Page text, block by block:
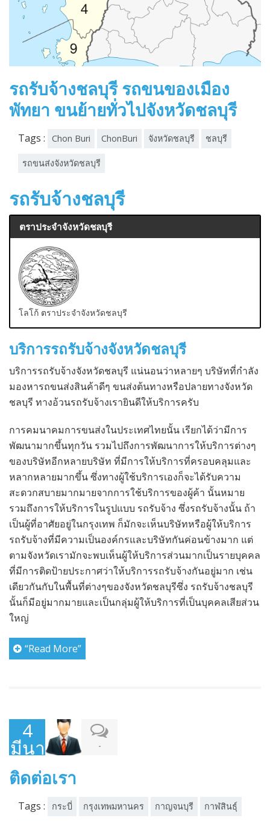
รถรับจ้างชลบุรี รถขนของเมือง
พัทยา ขนย้ายทั่วไปจังหวัดชลบุรี
Tags : Chon Buri ChonBuri จังหวัดชลบุรี ชลบุรี
รถขนส่งจังหวัดชลบุรี
รถรับจ้างชลบุรี
ตราประจำจังหวัดชลบุรี
โลโก้ ตราประจำจังหวัดชลบุรี
บริการรถรับจ้างจังหวัดชลบุรี
บริการรถรับจ้างจังหวัดชลบุรี แน่นอนว่าหลายๆ บริษัทที่กำลัง
มองหารถขนส่งสินค้าดีๆ ขนส่งต้นทางหรือปลายทางจังหวัด
ชลบุรี ทางอ้วนรถรับจ้างเรายินดีให้บริการครับ
การคมนาคมการขนส่งในประเทศไทยนั้น เรียกได้ว่ามีการ
พัฒนามากขึ้นทุกวัน รวมไปถึงการพัฒนาการให้บริการต่างๆ
ของบริษัทอีกหลายบริษัท ที่มีการให้บริการที่ครอบคลุมและ
หลากหลายมากขึ้น ซึ่งทางผู้ใช้บริการเองก็จะได้รับความ
สะดวกสบายมากมายจากการใช้บริการของผู้ค้า นั้นหมาย
รวมถึงการให้บริการในรูปแบบ รถรับจ้าง ซึ่งรถรับจ้างนั้น ถ้า
เป็นผู้ที่อาศัยอยู่ในกรุงเทพ ก็มักจะเห็นบริษัทหรือผู้ให้บริการ
รถรับจ้างที่มีความเป็นองค์กรและบริษัทกันค่อนข้างมาก แต่
ตามจังหวัดเรามักจะพบเห็นผู้ให้บริการส่วนมากเป็นรายบุคคล
ที่มีการติดป้ายประกาศว่าให้บริการรถรับจ้างกันอยู่มาก เช่น
เดียวกันกับในพื้นที่ต่างๆของจังหวัดชลบุรีซึ่ง รถรับจ้างชลบุรี
นั้นก็มีอยู่มากมายและเป็นกลุ่มผู้ให้บริการที่เป็นบุคคลเสียส่วน
ใหญ่
“Read More”
4
มีนาคม
2015
-
ติดต่อเรา
Tags : กระบี่ กรุงเทพมหานคร กาญจนบุรี กาฬสินธุ์